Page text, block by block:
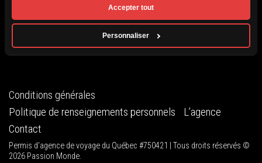
Accepter tout
Personnaliser
Brigitte (septembre 2023)
Conditions générales
Politique de renseignements personnels
L’agence
Contact
Permis d'agence de voyage du Québec #750421 | Tous droits réservés ©
2026 Passion Monde.